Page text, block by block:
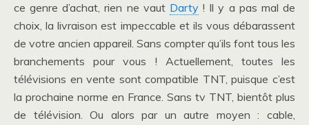
ce genre d’achat, rien ne vaut Darty! Il y a pas mal de
choix, la livraison est impeccable et ils vous débarassent
de votre ancien appareil. Sans compter qu’ils font tous les
branchements pour vous ! Actuellement, toutes les
télévisions en vente sont compatible TNT, puisque c’est
la prochaine norme en France. Sans tv TNT, bientôt plus
de télévision. Ou alors par un autre moyen : cable,